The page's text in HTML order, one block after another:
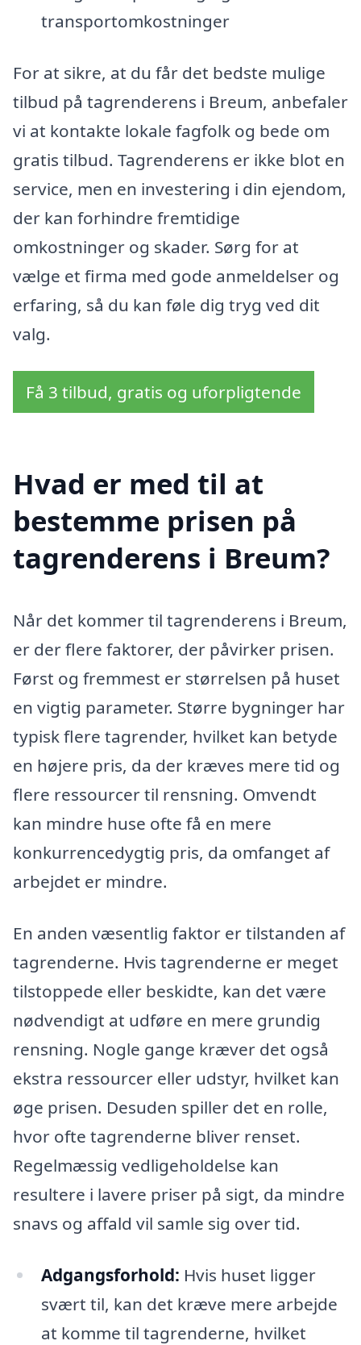
transportomkostninger
For at sikre, at du får det bedste mulige
tilbud på tagrenderens i Breum, anbefaler
vi at kontakte lokale fagfolk og bede om
gratis tilbud. Tagrenderens er ikke blot en
service, men en investering i din ejendom,
der kan forhindre fremtidige
omkostninger og skader. Sørg for at
vælge et firma med gode anmeldelser og
erfaring, så du kan føle dig tryg ved dit
valg.
Få 3 tilbud, gratis og uforpligtende
Hvad er med til at
bestemme prisen på
tagrenderens i Breum?
Når det kommer til tagrenderens i Breum,
er der flere faktorer, der påvirker prisen.
Først og fremmest er størrelsen på huset
en vigtig parameter. Større bygninger har
typisk flere tagrender, hvilket kan betyde
en højere pris, da der kræves mere tid og
flere ressourcer til rensning. Omvendt
kan mindre huse ofte få en mere
konkurrencedygtig pris, da omfanget af
arbejdet er mindre.
En anden væsentlig faktor er tilstanden af
tagrenderne. Hvis tagrenderne er meget
tilstoppede eller beskidte, kan det være
nødvendigt at udføre en mere grundig
rensning. Nogle gange kræver det også
ekstra ressourcer eller udstyr, hvilket kan
øge prisen. Desuden spiller det en rolle,
hvor ofte tagrenderne bliver renset.
Regelmæssig vedligeholdelse kan
resultere i lavere priser på sigt, da mindre
snavs og affald vil samle sig over tid.
Adgangsforhold: Hvis huset ligger
svært til, kan det kræve mere arbejde
at komme til tagrenderne, hvilket